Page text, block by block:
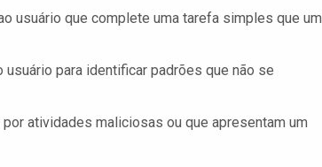
usuário que complete uma tarefa simples que um
para identificar padrões que não se
atividades maliciosas ou que apresentam um